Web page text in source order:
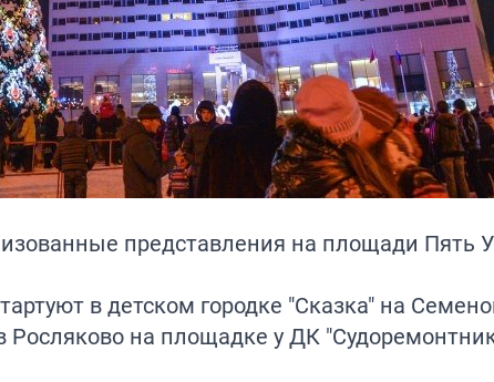
представления на площади Пять
в детском городке "Сказка" на
Росляково на площадке у ДК